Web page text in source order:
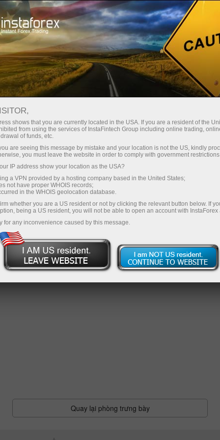
Giới thiệu về InstaForex
THƯ VIỆN ẢNH ĐỘI
INSTAFOREX LOPRAIS -
DAKAR RALLY 2018
Quay lại phòng trưng bày
shows that you are currently located in the USA. If you are a resident of the
from using the services of InstaFintech Group including online trading,
of funds, etc.
are seeing this message by mistake and your location is not the US, kindly
you must leave the website in order to comply with government
IP address show your location as the USA?
a VPN provided by a hosting company based in the United States;
not have proper WHOIS records;
in the WHOIS geolocation database.
whether you are a US resident or not by clicking the relevant button below. If
being a US resident, you will not be able to open an account with InstaForex
for any inconvenience caused by this message.